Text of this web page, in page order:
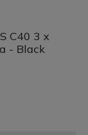
C40 3 x
- Black